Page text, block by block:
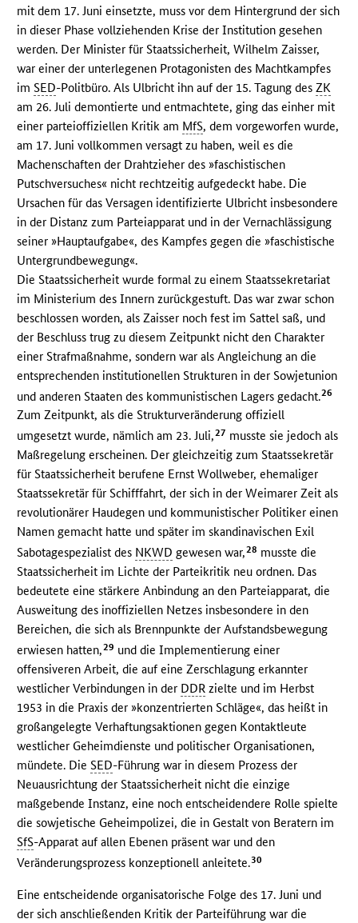
mit dem 17. Juni einsetzte, muss vor dem Hintergrund der sich
in dieser Phase vollziehenden Krise der Institution gesehen
werden. Der Minister für Staatssicherheit, Wilhelm Zaisser,
war einer der unterlegenen Protagonisten des Machtkampfes
imSED-Politbüro. Als Ulbricht ihn auf der 15. Tagung desZK
am 26. Juli demontierte und entmachtete, ging das einher mit
einer parteioffiziellen Kritik am MfS, dem vorgeworfen wurde,
am 17. Juni vollkommen versagt zu haben, weil es die
Machenschaften der Drahtzieher des »faschistischen
Putschversuches« nicht rechtzeitig aufgedeckt habe. Die
Ursachen für das Versagen identifizierte Ulbricht insbesondere
in der Distanz zum Parteiapparat und in der Vernachlässigung
seiner »Hauptaufgabe«, des Kampfes gegen die »faschistische
Untergrundbewegung«.
Die Staatssicherheit wurde formal zu einem Staatssekretariat
im Ministerium des Innern zurückgestuft. Das war zwar schon
beschlossen worden, als Zaisser noch fest im Sattel saß, und
der Beschluss trug zu diesem Zeitpunkt nicht den Charakter
einer Strafmaßnahme, sondern war als Angleichung an die
entsprechenden institutionellen Strukturen in der Sowjetunion
und anderen Staaten des kommunistischen Lagers gedacht.26
Zum Zeitpunkt, als die Strukturveränderung offiziell
umgesetzt wurde, nämlich am 23. Juli,27 musste sie jedoch als
Maßregelung erscheinen. Der gleichzeitig zum Staatssekretär
für Staatssicherheit berufene Ernst Wollweber, ehemaliger
Staatssekretär für Schifffahrt, der sich in der Weimarer Zeit als
revolutionärer Haudegen und kommunistischer Politiker einen
Namen gemacht hatte und später im skandinavischen Exil
Sabotagespezialist des NKWD gewesen war,28 musste die
Staatssicherheit im Lichte der Parteikritik neu ordnen. Das
bedeutete eine stärkere Anbindung an den Parteiapparat, die
Ausweitung des inoffiziellen Netzes insbesondere in den
Bereichen, die sich als Brennpunkte der Aufstandsbewegung
erwiesen hatten,29 und die Implementierung einer
offensiveren Arbeit, die auf eine Zerschlagung erkannter
westlicher Verbindungen in der DDR zielte und im Herbst
1953 in die Praxis der »konzentrierten Schläge«, das heißt in
großangelegte Verhaftungsaktionen gegen Kontaktleute
westlicher Geheimdienste und politischer Organisationen,
mündete. DieSED-Führung war in diesem Prozess der
Neuausrichtung der Staatssicherheit nicht die einzige
maßgebende Instanz, eine noch entscheidendere Rolle spielte
die sowjetische Geheimpolizei, die in Gestalt von Beratern im
SfS-Apparat auf allen Ebenen präsent war und den
Veränderungsprozess konzeptionell anleitete.30
Eine entscheidende organisatorische Folge des 17. Juni und
der sich anschließenden Kritik der Parteiführung war die